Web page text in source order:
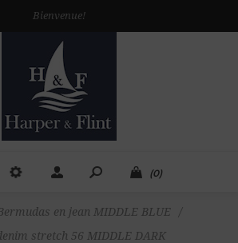
Bienvenue!
(0)
en jean MIDDLE BLUE
/
stretch 56 MIDDLE DARK